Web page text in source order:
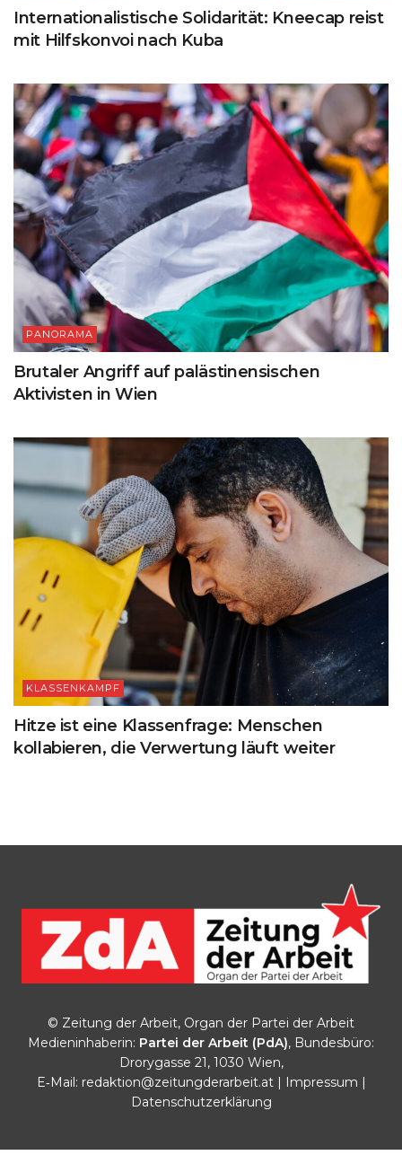
Internationalistische Solidarität: Kneecap reist
mit Hilfskonvoi nach Kuba
PANORAMA
Brutaler Angriff auf palästinensischen
Aktivisten in Wien
KLASSENKAMPF
Hitze ist eine Klassenfrage: Menschen
kollabieren, die Verwertung läuft weiter
© Zeitung der Arbeit, Organ der Partei der Arbeit
Medieninhaberin: Partei der Arbeit (PdA), Bundesbüro:
Drorygasse 21, 1030 Wien,
E‑Mail: redaktion@zeitungderarbeit.at| Impressum |
Datenschutzerklärung